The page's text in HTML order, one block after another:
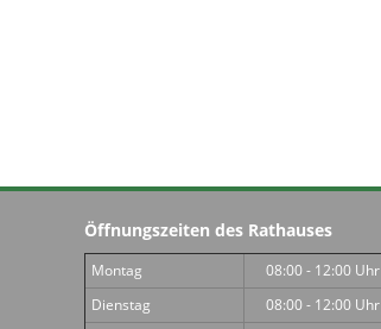
Öffnungszeiten des Rathauses
Montag 08:00 - 12:00 Uhr
Dienstag
08:00 - 12:00 Uhr